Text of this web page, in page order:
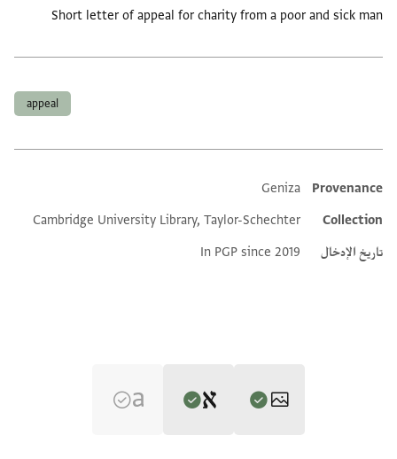
Short letter of appeal for charity from a poor and sick man
appeal
Additional metadata
Provenance
Geniza
Collection
Cambridge University Library, Taylor-Schechter
تاريخ الإدخال
In PGP since 2019